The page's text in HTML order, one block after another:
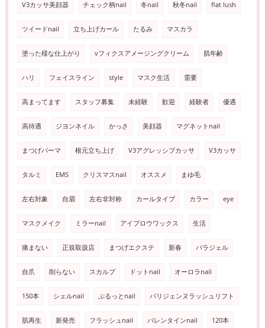
V3カッサ美顔器 チェック柄nail 冬nail 秋冬nail flat lush
ツイードnail 立ち上げカール たるみ マスカラ
塗った様な仕上がり vフィクスアメージングクリーム 肌年齢
ハリ フェイスライン style マスク生活 需要
高まってます スタッフ募集 未経験 歓迎 経験者 優遇
高待遇 ジヨンネイル かっさ 美顔器 マグネットnail
まつげパーマ 根元立ち上げ V3アグレッシブカッサ V3カッサ
タルミ EMS クリスマスnail オススメ まゆ毛
左右対象 自眉 左右非対称 カールタイプ カラー eye
マスクメイク ミラーnail アイブロウワックス 生活
痛まない 正規取扱店 まつげエクステ 新春 パラジェル
自爪 削らない スカルプ ドットnail オーロラnail
150本 シェルnail ぷるっとnail パリジェンヌラッシュリフト
肌再生 新発売 フラッシュnail バレンタインnail 120本